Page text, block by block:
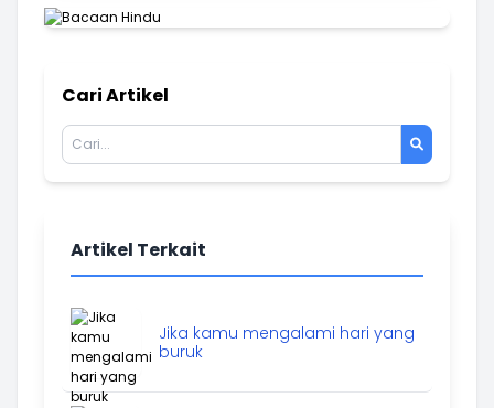
Cari Artikel
Artikel Terkait
Jika kamu mengalami hari yang
buruk